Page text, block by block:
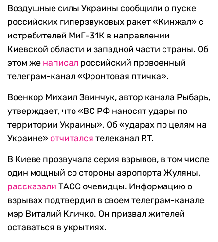
Воздушные силы Украины сообщили о пуске
российских гиперзвуковых ракет «Кинжал» с
истребителей МиГ-31К в направлении
Киевской области и западной части страны. Об
этом же написал российский провоенный
телеграм-канал «Фронтовая птичка».
Военкор Михаил Звинчук, автор канала Рыбарь,
утверждает, что «ВС РФ наносят удары по
территории Украины». Об «ударах по целям на
Украине» отчитался телеканал RT.
В Киеве прозвучала серия взрывов, в том числе
один мощный со стороны аэропорта Жуляны,
рассказали ТАСС очевидцы. Информацию о
взрывах подтвердил в своем телеграм-канале
мэр Виталий Кличко. Он призвал жителей
оставаться в укрытиях.